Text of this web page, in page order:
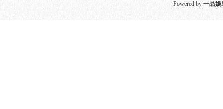
Powered by 一品娱